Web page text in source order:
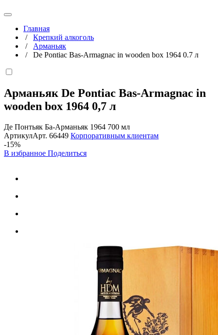
Главная
/ Крепкий алкоголь
/ Арманьяк
/ De Pontiac Bas-Armagnac in wooden box 1964 0.7 л
Арманьяк De Pontiac Bas-Armagnac in
wooden box 1964 0,7 л
Де Понтьяк Ба-Арманьяк 1964 700 мл
АртикулАрт. 66449 Корпоративным клиентам
-15%
В избранное Поделиться